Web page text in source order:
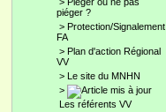
piéger ?
> Protection/Signalement
FA
> Plan d'action Régional
VV
> Le site du MNHN
>
Les référents VV